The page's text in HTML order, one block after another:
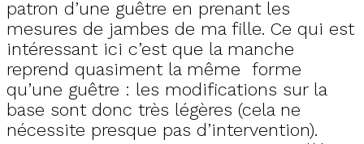
patron d’une guêtre en prenant les
mesures de jambes de ma fille. Ce qui est
intéressant ici c’est que la manche
reprend quasiment la même forme
qu’une guêtre : les modifications sur la
base sont donc très légères (cela ne
nécessite presque pas d’intervention).